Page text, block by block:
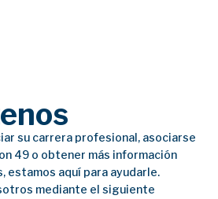
su carrera profesional, asociarse
49 o obtener más información
estamos aquí para ayudarle.
mediante el siguiente